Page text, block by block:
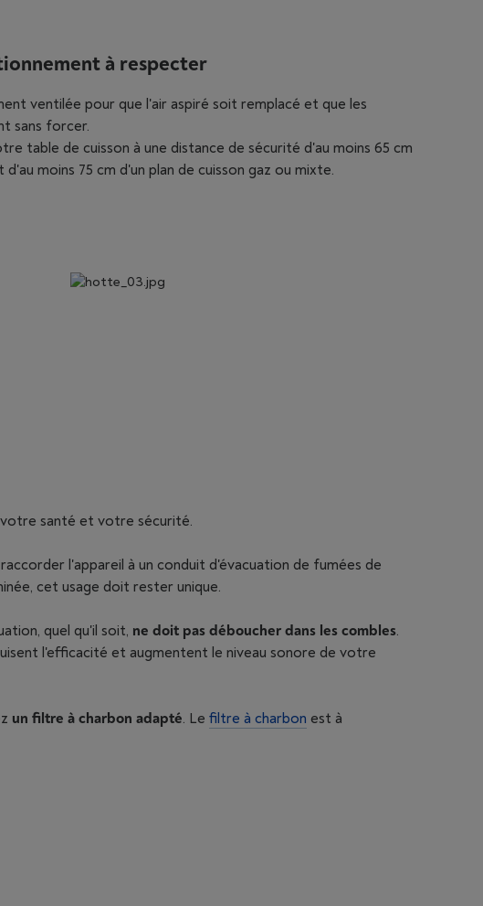
à respecter
ventilée pour que l'air aspiré soit remplacé et que les
sans forcer.
table de cuisson à une distance de sécurité d'au moins 65 cm
moins 75 cm d'un plan de cuisson gaz ou mixte.
santé et votre sécurité.
l'appareil à un conduit d'évacuation de fumées de
cet usage doit rester unique.
quel qu'il soit, ne doit pas déboucher dans les combles.
l'efficacité et augmentent le niveau sonore de votre
un filtre à charbon adapté. Le filtre à charbon est à